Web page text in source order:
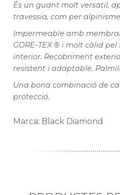
Marca: Black Diamond
És un guant molt versàtil,
travessia, com per
Impermeable amb
GORE-TEX ® i molt càlid pel
interior. Recobriment
resistent i adaptable.
Una bona combinació de
protecció.